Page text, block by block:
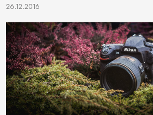
26.12.2016